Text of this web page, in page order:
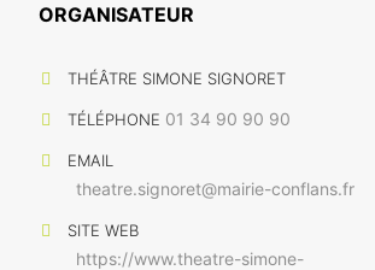
ORGANISATEUR
THÉÂTRE SIMONE SIGNORET
TÉLÉPHONE 01 34 90 90 90
EMAIL
theatre.signoret@mairie-conflans.fr
SITE WEB
https://www.theatre-simone-